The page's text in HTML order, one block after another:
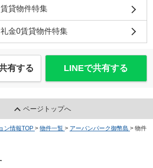
貸物件特集
金0賃貸物件特集
有する LINEで共有する
ページトップへ
ン情報TOP > 物件一覧 > アーバンパーク御幣島 > 物件